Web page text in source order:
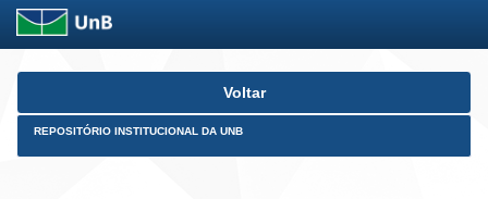
Skip
Voltar
REPOSITÓRIO INSTITUCIONAL DA UNB